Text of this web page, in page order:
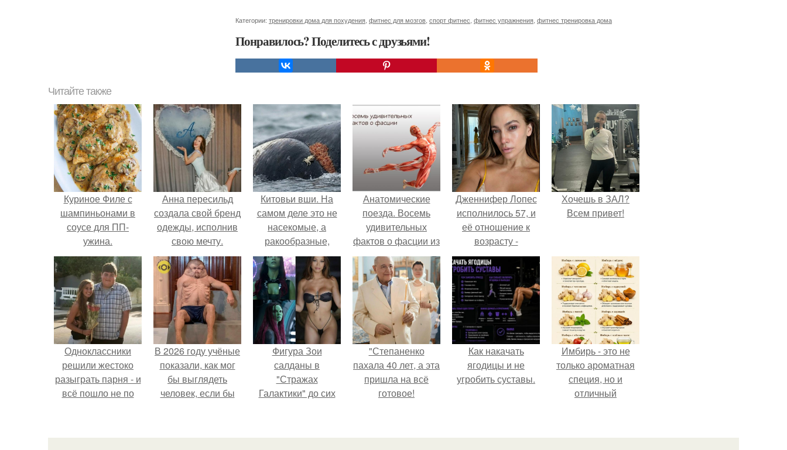
Категории: тренировки дома для похудения фитнес для мозгов спорт фитнес фитнес упражнения фитнес тренировка дома
Понравилось? Поделитесь с друзьями!
Читайте также
Куриное Филе с
шампиньонами в
соусе для ПП-
ужина.
Анна пересильд
создала свой бренд
одежды, исполнив
свою мечту.
Китовьи вши. На
самом деле это не
насекомые, а
ракообразные,
относящиеся к
бокоплавам.
Анатомические
поезда. Восемь
удивительных
фактов о фасции из
книги Томаса
майерса
"Анатомические
Поезда".
Дженнифер Лопес
исполнилось 57, и
её отношение к
возрасту -
настоящий
манифест
уверенности: "не
говорите, что я
отлично выгляжу
для 57.
Хочешь в ЗАЛ?
Всем привет!
Одноклассники
решили жестоко
разыграть парня - и
всё пошло не по
В 2026 году учёные
показали, как мог
бы выглядеть
человек, если бы
специально для
Фигура Зои
салданы в
"Стражах
Галактики" до сих
"Степаненко
пахала 40 лет, а эта
пришла на всё
готовое!
Как накачать
ягодицы и не
угробить суставы.
Имбирь - это не
только ароматная
специя, но и
отличный
и блюд.